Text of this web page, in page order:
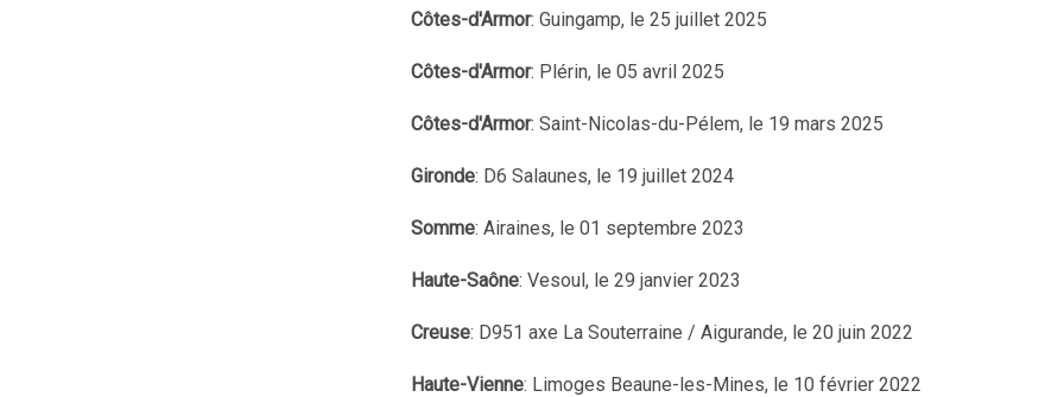
Côtes-d'Armor: Guingamp, le 25 juillet 2025
Côtes-d'Armor: Plérin, le 05 avril 2025
Côtes-d'Armor: Saint-Nicolas-du-Pélem, le 19 mars 2025
Gironde: D6 Salaunes, le 19 juillet 2024
Somme: Airaines, le 01 septembre 2023
Haute-Saône: Vesoul, le 29 janvier 2023
Creuse: D951 axe La Souterraine / Aigurande, le 20 juin 2022
Haute-Vienne: Limoges Beaune-les-Mines, le 10 février 2022